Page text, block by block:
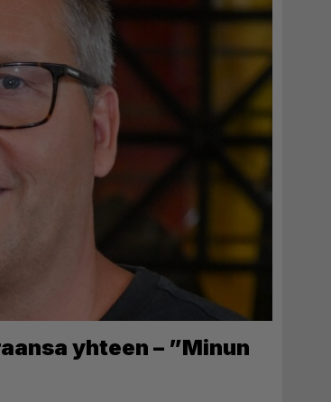
yhteen – ”Minun